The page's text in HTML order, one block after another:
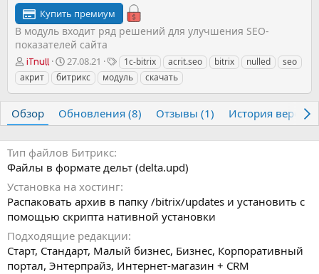
Купить премиум
В модуль входит ряд решений для улучшения SEO-
показателей сайта
А
в
т
р
iTnull
Д
а
т
с
о
д
а
н
и
я
27.08.21
Т
е
г
1c-bitrix acrit.seo bitrix nulled
seo
акрит
битрикс модуль скачать
Обзор Обновления (8) Отзывы (1) История версий
Тип файлов Битрикс
Файлы в формате дельт (delta.upd)
Установка на хостинг
Распаковать архив в папку /bitrix/updates и установить с
помощью скрипта нативной установки
Подходящие редакции
Старт, Стандарт, Малый бизнес, Бизнес, Корпоративный
портал, Энтерпрайз, Интернет-магазин + CRM